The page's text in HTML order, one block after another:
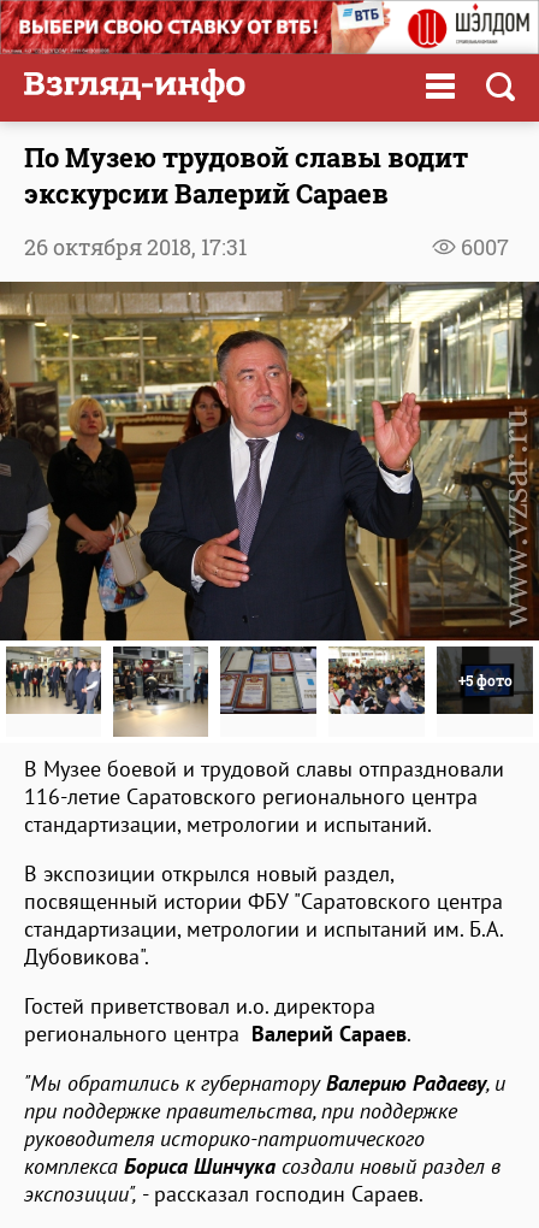
По Музею трудовой славы водит
экскурсии Валерий Сараев
6007
26 октября 2018, 17:31
+5 фото
В Музее боевой и трудовой славы отпраздновали
116-летие Саратовского регионального центра
стандартизации, метрологии и испытаний.
В экспозиции открылся новый раздел,
посвященный истории ФБУ "Саратовского центра
стандартизации, метрологии и испытаний им. Б.А.
Дубовикова".
Гостей приветствовал и.о. директора
регионального центра Валерий Сараев.
"Мы обратились к губернаторуВалерию Радаеву, и
при поддержке правительства, при поддержке
руководителя историко-патриотического
комплекса Бориса Шинчука создали новый раздел в
экспозиции", - рассказал господин Сараев.